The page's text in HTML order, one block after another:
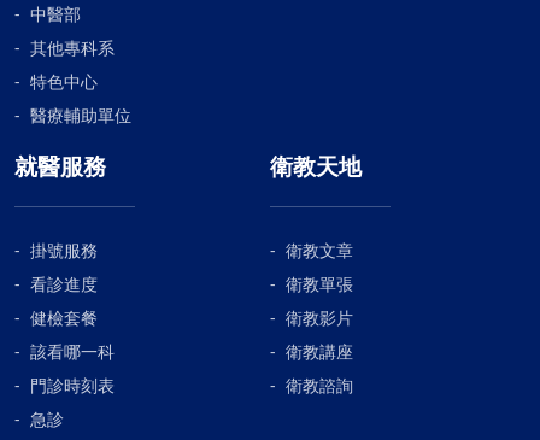
中醫部
其他專科系
特色中心
醫療輔助單位
就醫服務
掛號服務
看診進度
健檢套餐
該看哪一科
門診時刻表
急診
衛教天地
衛教文章
衛教單張
衛教影片
衛教講座
衛教諮詢